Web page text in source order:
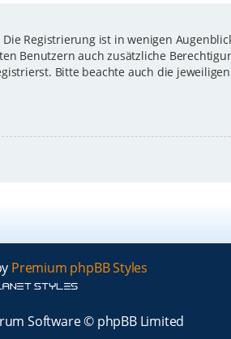
Registrierung ist in wenigen
Benutzern auch zusätzliche
Bitte beachte auch die
Premium phpBB Styles
Software © phpBB Limited